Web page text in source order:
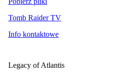
Tomb Raider TV
Info kontaktowe
Legacy of Atlantis